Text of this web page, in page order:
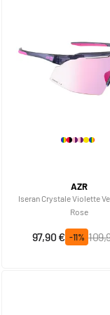
AZR
Iseran Crystale Violette
Rose
Sonderpreis
97,90 € -11%
Regulärer